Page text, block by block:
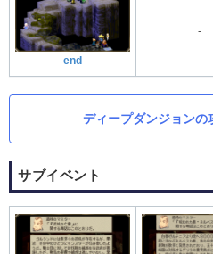
end
-
ディープダンジョンの
サブイベント